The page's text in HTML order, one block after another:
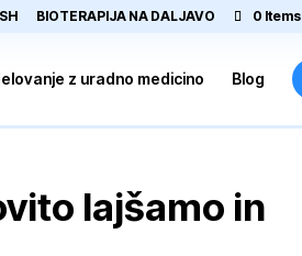
BIOTERAPIJA NA DALJAVO 0 Items
z uradno medicino Blog
lajšamo in